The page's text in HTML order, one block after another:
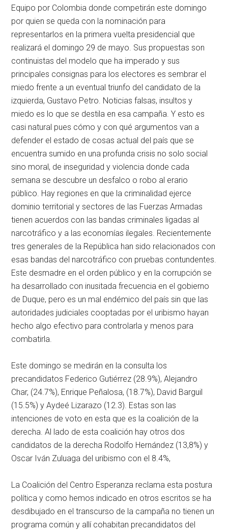
Equipo por Colombia donde competirán este domingo
por quien se queda con la nominación para
representarlos en la primera vuelta presidencial que
realizará el domingo 29 de mayo. Sus propuestas son
continuistas del modelo que ha imperado y sus
principales consignas para los electores es sembrar el
miedo frente a un eventual triunfo del candidato de la
izquierda, Gustavo Petro. Noticias falsas, insultos y
miedo es lo que se destila en esa campaña. Y esto es
casi natural pues cómo y con qué argumentos van a
defender el estado de cosas actual del país que se
encuentra sumido en una profunda crisis no solo social
sino moral, de inseguridad y violencia donde cada
semana se descubre un desfalco o robo al erario
público. Hay regiones en que la criminalidad ejerce
dominio territorial y sectores de las Fuerzas Armadas
tienen acuerdos con las bandas criminales ligadas al
narcotráfico y a las economías ilegales. Recientemente
tres generales de la República han sido relacionados con
esas bandas del narcotráfico con pruebas contundentes.
Este desmadre en el orden público y en la corrupción se
ha desarrollado con inusitada frecuencia en el gobierno
de Duque, pero es un mal endémico del país sin que las
autoridades judiciales cooptadas por el uribismo hayan
hecho algo efectivo para controlarla y menos para
combatirla.
Este domingo se medirán en la consulta los
precandidatos Federico Gutiérrez (28.9%), Alejandro
Char, (24.7%), Enrique Peñalosa, (18.7%), David Barguil
(15.5%) y Aydeé Lizarazo (12.3). Estas son las
intenciones de voto en esta que es la coalición de la
derecha. Al lado de esta coalición hay otros dos
candidatos de la derecha Rodolfo Hernández (13,8%) y
Oscar Iván Zuluaga del uribismo con el 8.4%,
La Coalición del Centro Esperanza reclama esta postura
política y como hemos indicado en otros escritos se ha
desdibujado en el transcurso de la campaña no tienen un
programa común y allí cohabitan precandidatos del